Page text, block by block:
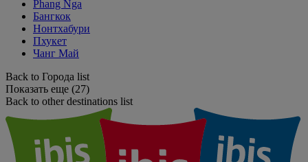
Phang Nga
Бангкок
Нонтхабури
Пхукет
Чанг Май
Back to Города list
Показать еще (27)
Back to other destinations list